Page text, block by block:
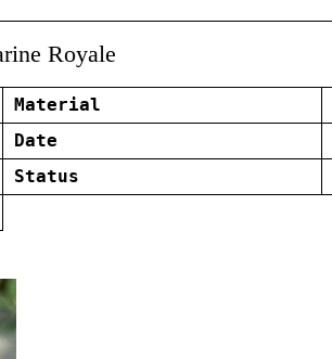
Royale
Material
Date
Status